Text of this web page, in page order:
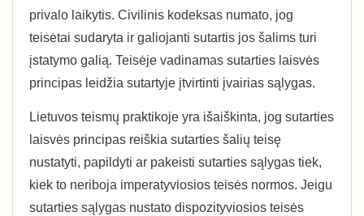
privalo laikytis. Civilinis kodeksas numato, jog
teisėtai sudaryta ir galiojanti sutartis jos šalims turi
įstatymo galią. Teisėje vadinamas sutarties laisvės
principas leidžia sutartyje įtvirtinti įvairias sąlygas.
Lietuvos teismų praktikoje yra išaiškinta, jog sutarties
laisvės principas reiškia sutarties šalių teisę
nustatyti, papildyti ar pakeisti sutarties sąlygas tiek,
kiek to neriboja imperatyviosios teisės normos. Jeigu
sutarties sąlygas nustato dispozityviosios teisės